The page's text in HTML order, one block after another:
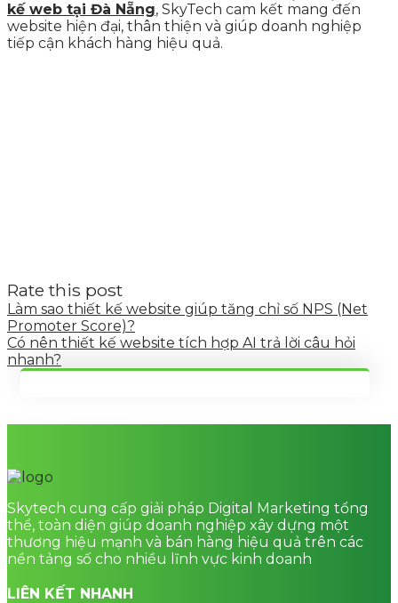
kế web tại Đà Nẵng, SkyTech cam kết mang đến
website hiện đại, thân thiện và giúp doanh nghiệp
tiếp cận khách hàng hiệu quả.
Rate this post
Làm sao thiết kế website giúp tăng chỉ số NPS (Net
Promoter Score)?
Có nên thiết kế website tích hợp AI trả lời câu hỏi
nhanh?
Skytech cung cấp giải pháp Digital Marketing tổng
thể, toàn diện giúp doanh nghiệp xây dựng một
thương hiệu mạnh và bán hàng hiệu quả trên các
nền tảng số cho nhiều lĩnh vực kinh doanh
LIÊN KẾT NHANH